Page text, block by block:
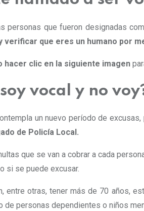
personas que fueron designadas
verificar que eres un humano por
hacer clic en la siguiente imagen
vocal y no
un nuevo período de
de Policía Local.
que se van a cobrar a cada
si se puede excusar.
entre otras, tener más de 70 años,
de personas dependientes o niños